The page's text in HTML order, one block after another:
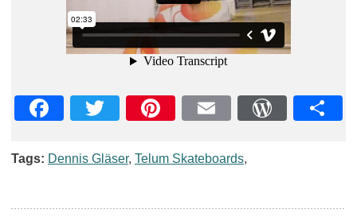
Tags: Dennis Gläser, Telum Skateboards,